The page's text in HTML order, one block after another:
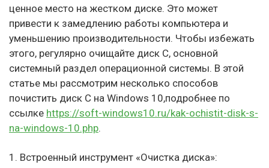
ценное место на жестком диске. Это может
привести к замедлению работы компьютера и
уменьшению производительности. Чтобы избежать
этого, регулярно очищайте диск C, основной
системный раздел операционной системы. В этой
статье мы рассмотрим несколько способов
почистить диск C на Windows 10,подробнее по
ссылке https://soft-windows10.ru/kak-ochistit-disk-s-
na-windows-10.php.
1. Встроенный инструмент «Очистка диска»: